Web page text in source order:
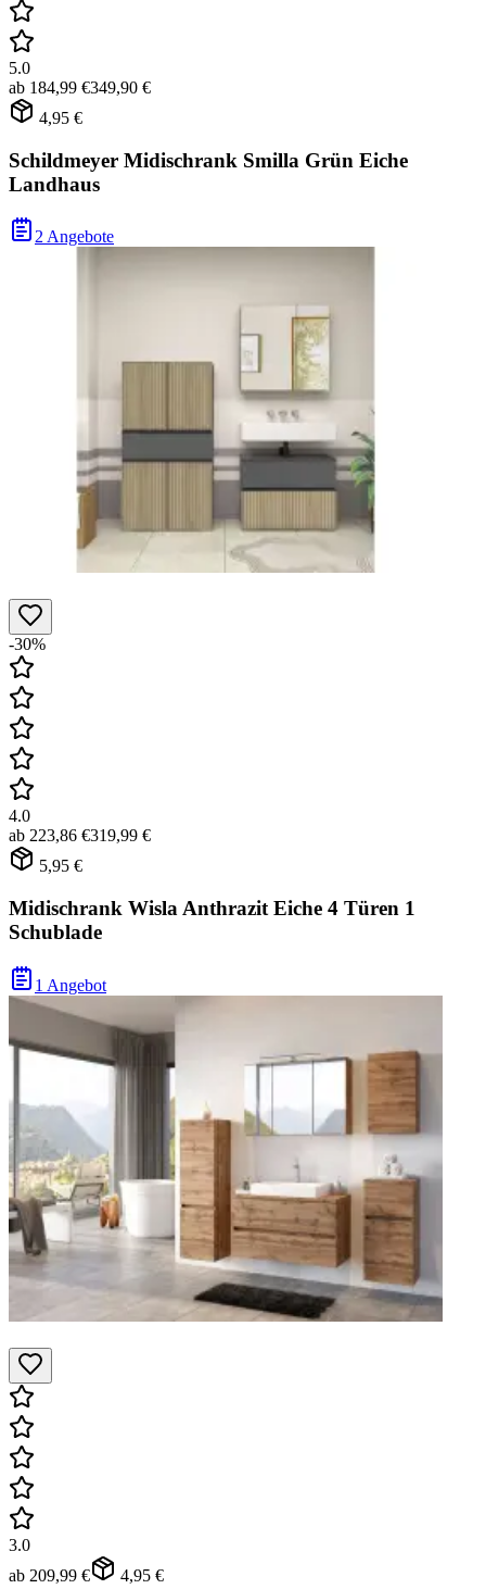
5.0
ab 184,99 €349,90 €
4,95 €
Schildmeyer Midischrank Smilla Grün Eiche
Landhaus
2 Angebote
-30%
4.0
ab 223,86 €319,99 €
5,95 €
Midischrank Wisla Anthrazit Eiche 4 Türen 1
Schublade
1 Angebot
3.0
ab 209,99 € 4,95 €